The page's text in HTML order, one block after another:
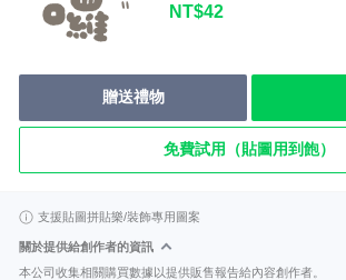
NT$42
贈送禮物
免費試用（貼圖用到飽）
支援貼圖拼貼樂/裝飾專用圖案
關於提供給創作者的資訊
本公司收集相關購買數據以提供販售報告給內容創作者。